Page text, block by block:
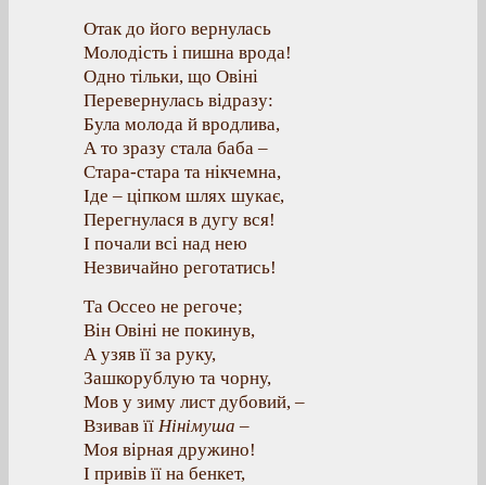
Отак до його вернулась
Молодість і пишна врода!
Одно тільки, що Овіні
Перевернулась відразу:
Була молода й вродлива,
А то зразу стала баба –
Стара-стара та нікчемна,
Іде – ціпком шлях шукає,
Перегнулася в дугу вся!
І почали всі над нею
Незвичайно реготатись!
Та Оссео не регоче;
Він Овіні не покинув,
А узяв її за руку,
Зашкорублую та чорну,
Мов у зиму лист дубовий, –
Взивав її Нінімуша –
Моя вірная дружино!
І привів її на бенкет,